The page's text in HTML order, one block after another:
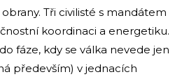
Tři civilisté s mandátem
koordinaci a energetiku.
fáze, kdy se válka nevede jen
především) v jednacích